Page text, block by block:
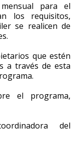
para el
los requisitos,
se realicen de
que estén
a través de esta
el programa,
del